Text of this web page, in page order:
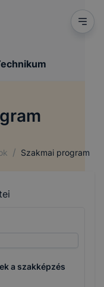
/ Szakmai program
a szakképzés